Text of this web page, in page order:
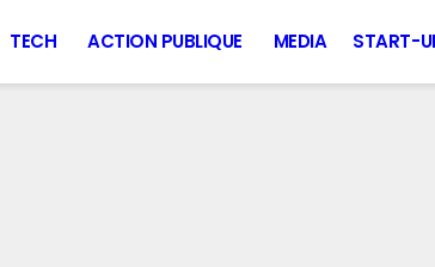
TECH ACTION PUBLIQUE MEDIA START-